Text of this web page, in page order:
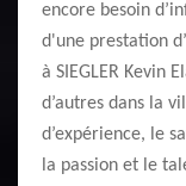
encore besoin
d'une prestation
à SIEGLER Kevin
d’autres dans la
d’expérience, le
la passion et le